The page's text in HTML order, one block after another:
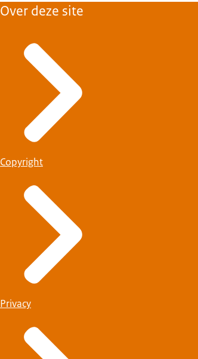
Over deze site
Copyright
Privacy